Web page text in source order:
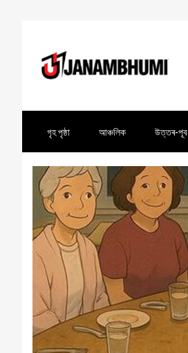
গৃহ পৃষ্ঠা আঞ্চলিক উত্তৰ-পূব